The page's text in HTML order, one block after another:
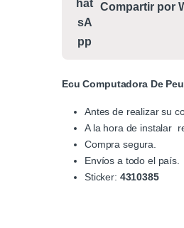
Compartir por
Ecu Computadora De
Antes de realizar su
A la hora de instalar
Compra segura.
Envíos a todo el país.
Sticker: 4310385